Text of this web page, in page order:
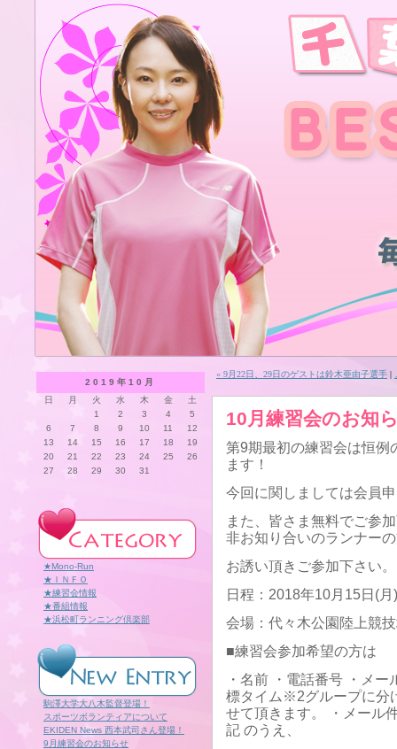
2019年10月
日
月 火 水 木 金
土
1
2 3 4
5
6
7 8 9 10 11
12
13
14 15 16 17 18
19
20
21 22 23 24 25
26
27
28 29 30 31
★Mono-Run
★ＩＮＦＯ
★練習会情報
★番組情報
★浜松町ランニング倶楽部
駒澤大学大八木監督登場！
スポーツボランティアについて
EKIDEN News 西本武司さん登場！
9月練習会のお知らせ
« 9月22日、29日のゲストは鈴木亜由子選手 |
10月練習会のお知
第9期最初の練習会は恒例
ます！
今回に関しましては会員
また、皆さま無料でご参
非お知り合いのランナー
お誘い頂きご参加下さい。
日程：2018年10月15日(
会場：代々木公園陸上競
■練習会参加希望の方は
・名前 ・電話番号 ・メ
標タイム※2グループに分
せて頂きます。 ・メール
記 のうえ、